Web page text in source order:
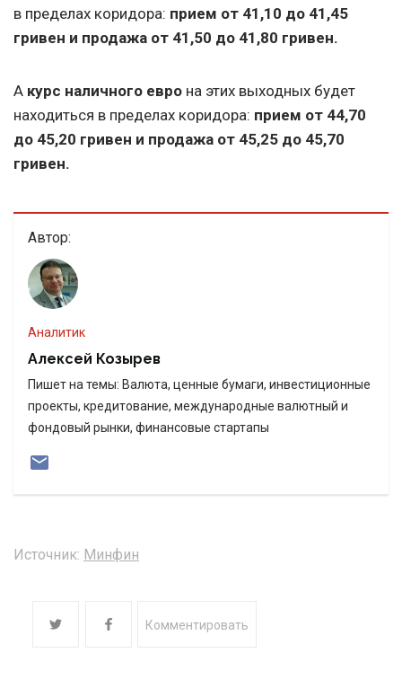
в пределах коридора: прием от 41,10 до 41,45
гривен и продажа от 41,50 до 41,80 гривен.
А курс наличного евро на этих выходных будет
находиться в пределах коридора: прием от 44,70
до 45,20 гривен и продажа от 45,25 до 45,70
гривен.
Автор:
Аналитик
Алексей Козырев
Пишет на темы: Валюта, ценные бумаги, инвестиционные
проекты, кредитование, международные валютный и
фондовый рынки, финансовые стартапы
Источник: Минфин
Комментировать